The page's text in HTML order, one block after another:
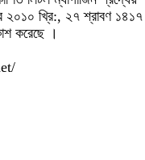
২০১০ খ্রি:, ২৭ শ্রাবণ ১৪১৭
করেছে ।